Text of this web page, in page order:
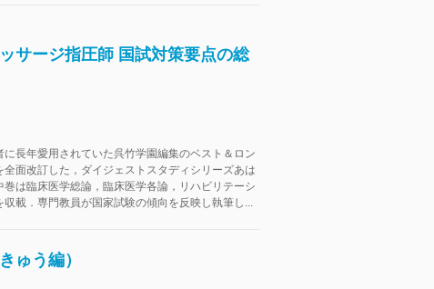
サージ指圧師 国試対策要点の総
に長年愛用されていた呉竹学園編集のベスト＆ロン
全面改訂した，ダイジェストスタディシリーズあは
巻は臨床医学総論，臨床医学各論，リハビリテーシ
収載．専門教員が国家試験の傾向を反映し執筆し...
ゅう編）